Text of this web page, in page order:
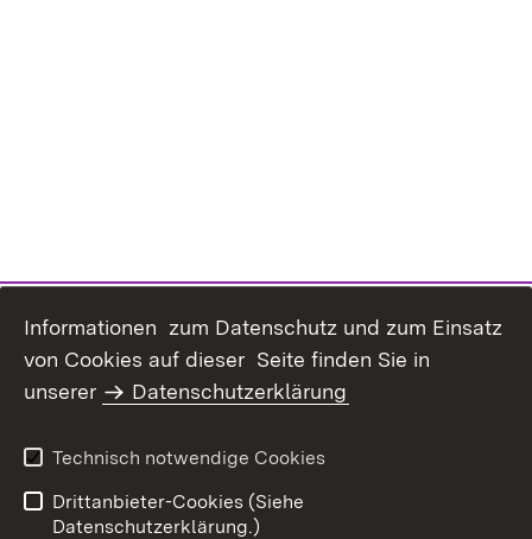
Informationen zum Datenschutz und zum Einsatz
von Cookies auf dieser Seite finden Sie in
unserer
Datenschutzerklärung
Technisch notwendige Cookies
Drittanbieter-Cookies (Siehe
Datenschutzerklärung.)